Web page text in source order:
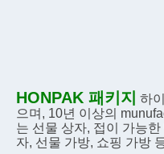
HONPAK 패키지 하
으며, 10년 이상의
는 선물 상자, 접이 가능
자, 선물 가방, 쇼핑 가방